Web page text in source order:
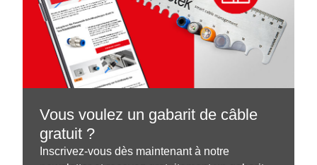
Vous voulez un gabarit de câble
gratuit ?
Inscrivez-vous dès maintenant à notre